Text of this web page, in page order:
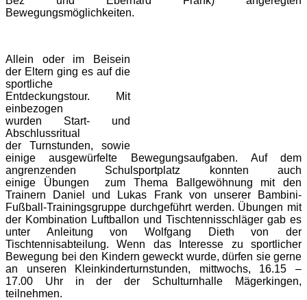
Bewegungsmöglichkeiten.
Allein oder im Beisein
der Eltern ging es auf die
sportliche
Entdeckungstour. Mit
einbezogen
wurden Start- und
Abschlussritual
der Turnstunden, sowie
einige ausgewürfelte Bewegungsaufgaben. Auf dem
angrenzenden Schulsportplatz konnten auch
einige Übungen
zum Thema Ballgewöhnung mit den
Trainern Daniel und Lukas Frank von unserer Bambini-
Fußball-Trainingsgruppe durchgeführt werden. Übungen mit
der Kombination Luftballon und Tischtennisschläger gab es
unter Anleitung von Wolfgang Dieth von der
Tischtennisabteilung. Wenn das Interesse zu sportlicher
Bewegung bei den Kindern geweckt wurde, dürfen sie gerne
an unseren Kleinkinderturnstunden, mittwochs, 16.15 –
17.00 Uhr in der der Schulturnhalle Mägerkingen,
teilnehmen.